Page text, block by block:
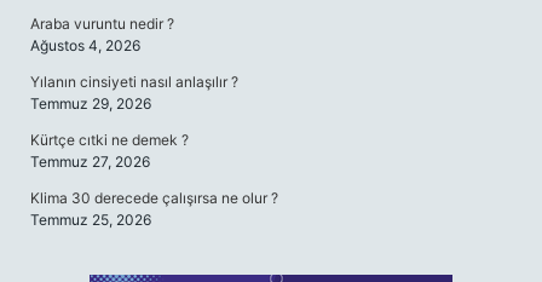
Araba vuruntu nedir ?
Ağustos 4, 2026
Yılanın cinsiyeti nasıl anlaşılır ?
Temmuz 29, 2026
Kürtçe cıtki ne demek ?
Temmuz 27, 2026
Klima 30 derecede çalışırsa ne olur ?
Temmuz 25, 2026